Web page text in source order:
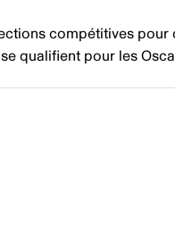
compétitives
qualifient pour les